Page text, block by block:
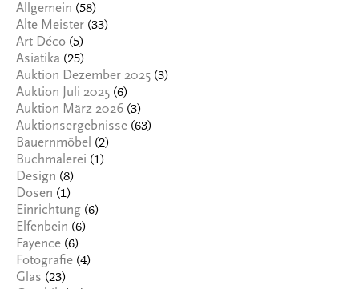
Allgemein (58)
Alte Meister (33)
Art Déco (5)
Asiatika (25)
Auktion Dezember 2025 (3)
Auktion Juli 2025 (6)
Auktion März 2026 (3)
Auktionsergebnisse (63)
Bauernmöbel (2)
Buchmalerei (1)
Design (8)
Dosen (1)
Einrichtung (6)
Elfenbein (6)
Fayence (6)
Fotografie (4)
Glas (23)